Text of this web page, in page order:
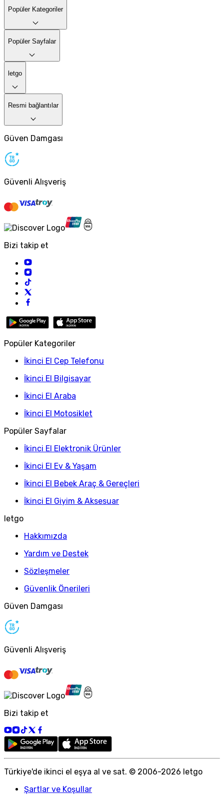
Popüler Kategoriler
Popüler Sayfalar
letgo
Resmi bağlantılar
Güven Damgası
Güvenli Alışveriş
Bizi takip et
Popüler Kategoriler
İkinci El Cep Telefonu
İkinci El Bilgisayar
İkinci El Araba
İkinci El Motosiklet
Popüler Sayfalar
İkinci El Elektronik Ürünler
İkinci El Ev & Yaşam
İkinci El Bebek Araç & Gereçleri
İkinci El Giyim & Aksesuar
letgo
Hakkımızda
Yardım ve Destek
Sözleşmeler
Güvenlik Önerileri
Güven Damgası
Güvenli Alışveriş
Bizi takip et
Türkiye'de ikinci el eşya al ve sat. © 2006-2026 letgo
Şartlar ve Koşullar